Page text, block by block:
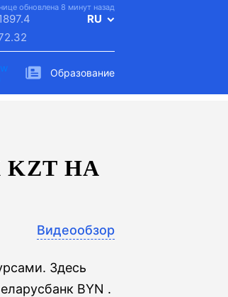
обновлена 8 минут назад
RU
Образование
НА
Видеообзор
Здесь
BYN .